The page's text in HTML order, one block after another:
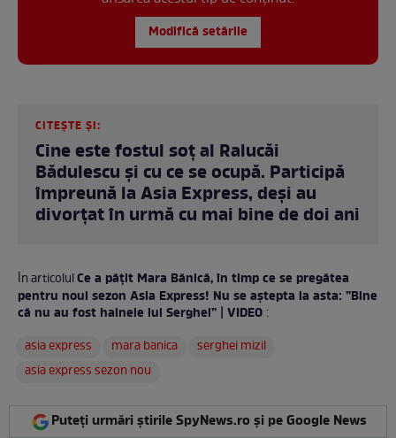
Modifică setările
CITEȘTE ȘI:
Cine este fostul soț al Ralucăi
Bădulescu și cu ce se ocupă. Participă
împreună la Asia Express, deși au
divorțat în urmă cu mai bine de doi ani
În articolulCe a pățit Mara Bănică, în timp ce se pregătea
pentru noul sezon Asia Express! Nu se aștepta la asta: ”Bine
că nu au fost hainele lui Serghei” | VIDEO :
asia express
mara banica
serghei mizil
asia express sezon nou
Puteți urmări știrile SpyNews.ro și pe Google News